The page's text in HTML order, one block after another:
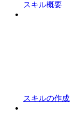
スキル概要
スキルの作成